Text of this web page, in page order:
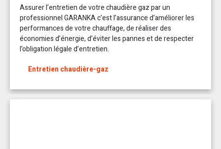
Assurer l’entretien de votre chaudière gaz par un
professionnel GARANKA c’est l’assurance d’améliorer les
performances de votre chauffage, de réaliser des
économies d’énergie, d’éviter les pannes et de respecter
l’obligation légale d’entretien.
Entretien chaudière-gaz